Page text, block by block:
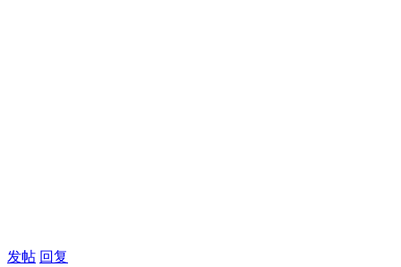
发帖 回复